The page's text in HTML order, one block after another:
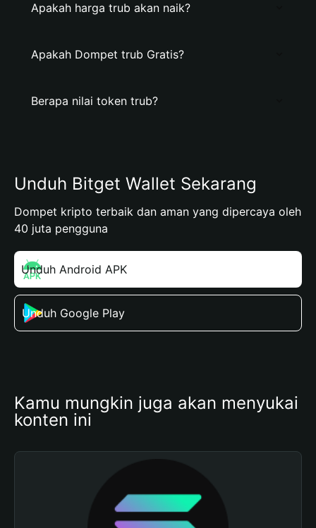
Apakah harga trub akan naik?
Apakah Dompet trub Gratis?
Berapa nilai token trub?
Unduh Bitget Wallet Sekarang
Dompet kripto terbaik dan aman yang dipercaya oleh
40 juta pengguna
Unduh Android APK
Unduh Google Play
Kamu mungkin juga akan menyukai
konten ini